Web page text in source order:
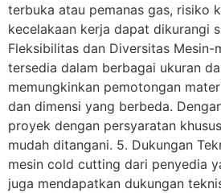
terbuka atau pemanas gas, risiko
kecelakaan kerja dapat dikurangi
Fleksibilitas dan Diversitas
tersedia dalam berbagai ukuran
memungkinkan pemotongan
dan dimensi yang berbeda.
proyek dengan persyaratan
mudah ditangani. 5. Dukungan
mesin cold cutting dari penyedia
juga mendapatkan dukungan